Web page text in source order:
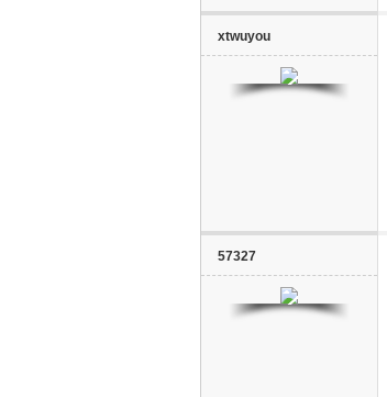
xtwuyou
57327